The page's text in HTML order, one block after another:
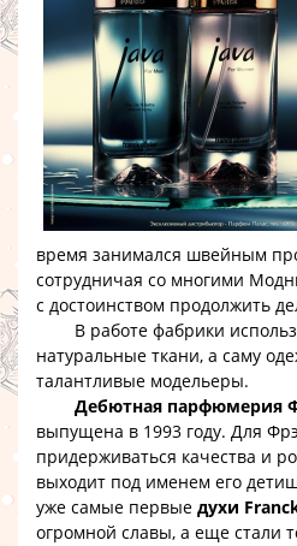
время занимался швейным
сотрудничая со многими
с достоинством продолжить
В работе фабрики
натуральные ткани, а саму
талантливые модельеры.
Дебютная парфюмерия
выпущена в 1993 году. Для
придерживаться качества и
выходит под именем его
уже самые первые духи
огромной славы, а еще стали